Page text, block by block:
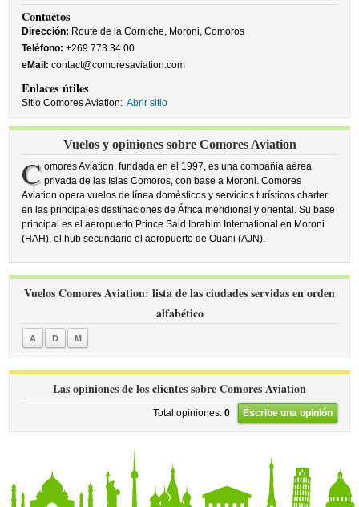
Contactos
Dirección: Route de la Corniche, Moroni, Comoros
Teléfono: +269 773 34 00
eMail: contact@comoresaviation.com
Enlaces útiles
Sitio Comores Aviation: Abrir sitio
Vuelos y opiniones sobre Comores Aviation
C omores Aviation, fundada en el 1997, es una compañia aèrea
privada de las Islas Comoros, con base a Moroni. Comores
Aviation opera vuelos de línea domésticos y servicios turísticos charter
en las principales destinaciones de África meridional y oriental. Su base
principal es el aeropuerto Prince Said Ibrahim International en Moroni
(HAH), el hub secundario el aeropuerto de Ouani (AJN).
Vuelos Comores Aviation: lista de las ciudades servidas en orden
alfabético
A D M
Las opiniones de los clientes sobre Comores Aviation
Total opiniones: 0 Escribe una opinión